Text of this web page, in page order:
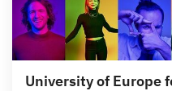
University of Europe